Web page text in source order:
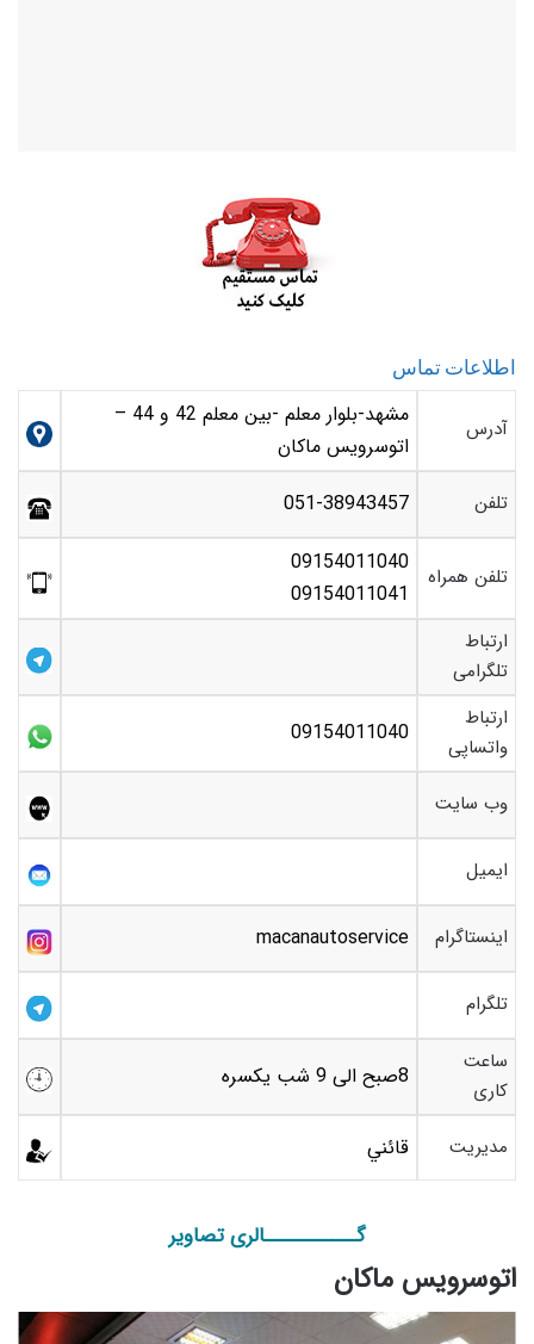
اطلاعات تماس
آدرس
مشهد-بلوار معلم -بين معلم 42 و 44 –
اتوسرويس ماکان
تلفن 051-38943457
تلفن همراه
09154011040
09154011041
ارتباط
تلگرامی
ارتباط
واتساپی
09154011040
وب سایت
ایمیل
اینستاگرام macanautoservice
تلگرام
ساعت
کاری
8صبح الی 9 شب یکسره
مدیریت قائني
گـــــــــــالری تصاویر
اتوسرویس ماکان